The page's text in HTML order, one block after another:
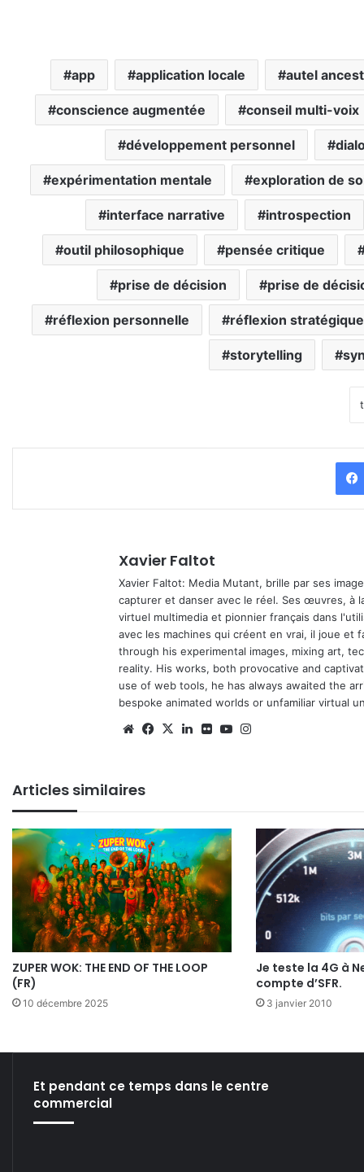
app application locale autel
conscience augmentée conseil multi-voix
développement personnel
expérimentation mentale exploration de
interface narrative introspection
outil philosophique pensée critique
prise de décision prise de
réflexion personnelle réflexion stratégique
storytelling
Xavier Faltot
Xavier Faltot: Media Mutant, brille par ses
capturer et danser avec le réel. Ses œuvres, à
virtuel multimedia et pionnier français dans
avec les machines qui créent en vrai, il joue et
through his experimental images, mixing art,
reality. His works, both provocative and
use of web tools, he has always awaited the
bespoke animated worlds or unfamiliar virtual
WebsiteFacebook
X Linkedin
FlickrYouTube
Articles similaires
ZUPER WOK: THE END OF THE LOOP
(FR)
10 décembre 2025
Je teste la 4G à
compte d’SFR.
3 janvier 2010
Et pendant ce temps dans le centre
commercial